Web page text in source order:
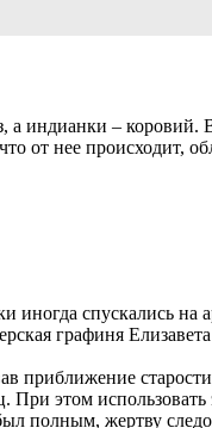
а индианки – коровий.
от нее происходит,
иногда спускались на
графиня
приближение
этом использовать
полным, жертву